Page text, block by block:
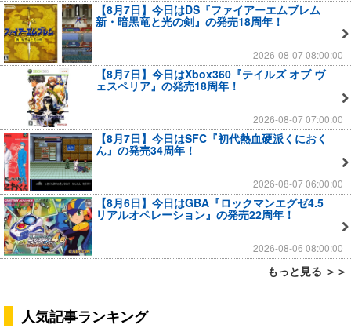
【8月7日】今日はDS『ファイアーエムブレム
新・暗黒竜と光の剣』の発売18周年！
2026-08-07 08:00:00
【8月7日】今日はXbox360『テイルズ オブ ヴ
ェスペリア』の発売18周年！
2026-08-07 07:00:00
【8月7日】今日はSFC『初代熱血硬派くにおく
ん』の発売34周年！
2026-08-07 06:00:00
【8月6日】今日はGBA『ロックマンエグゼ4.5
リアルオペレーション』の発売22周年！
2026-08-06 08:00:00
もっと見る ＞＞
人気記事ランキング